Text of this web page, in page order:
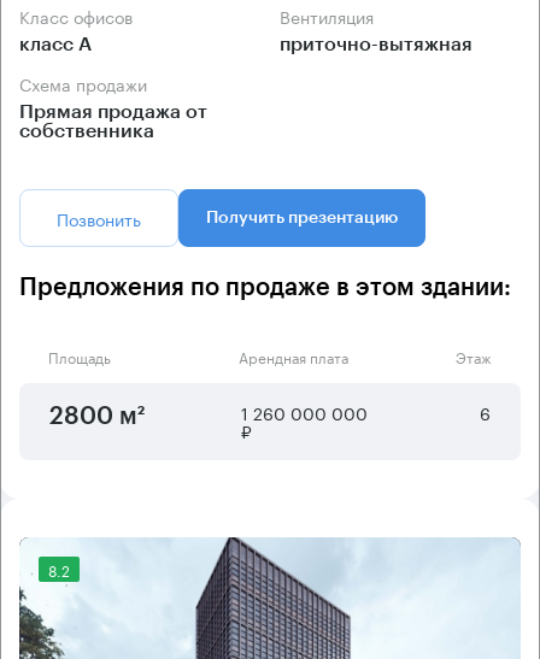
Класс офисов
класс А
Вентиляция
приточно-вытяжная
Схема продажи
Прямая продажа от
собственника
Позвонить Получить презентацию
Предложения по продаже в этом здании:
Площадь Арендная плата Этаж
2800 м² 1 260 000 000
₽
6
8.2